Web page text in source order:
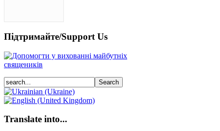
Підтримайте/Support Us
Translate into...